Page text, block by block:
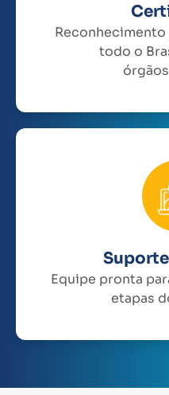
Reconhecimento
todo o
Equipe pronta
etapas